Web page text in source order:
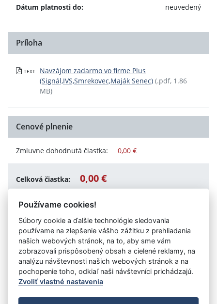
Dátum platnosti do:
neuvedený
Príloha
TEXT
Navzájom zadarmo vo firme Plus
(Signál,IVS,Smrekovec,Maják Senec) (.pdf, 1.86
MB)
Cenové plnenie
Zmluvne dohodnutá čiastka: 0,00 €
Celková čiastka: 0,00 €
Návrat späť
Vystavil:Centrum účelových zariadení
Úrad vlády SR - Všetky práva vyhradené
Používame cookies!
Súbory cookie a ďalšie technológie sledovania
používame na zlepšenie vášho zážitku z prehliadania
našich webových stránok, na to, aby sme vám
zobrazovali prispôsobený obsah a cielené reklamy, na
analýzu návštevnosti našich webových stránok a na
pochopenie toho, odkiaľ naši návštevníci prichádzajú.
Zvoliť vlastné nastavenia